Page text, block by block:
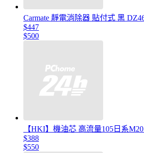
Carmate 靜電消除器 貼付式 黑
$447
$500
【HKI】機油芯 高流量105日系
$388
$550